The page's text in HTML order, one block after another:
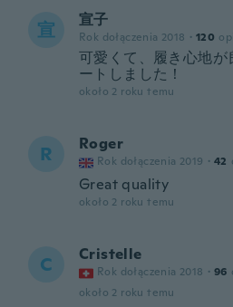
宣 宣子
Rok dołączenia 2018 · 120
可愛くて、履き心地
ートしました！
około 2 roku temu
R Roger
Rok dołączenia 2019 · 42
Great quality
około 2 roku temu
C Cristelle
Rok dołączenia 2018 · 96
około 2 roku temu